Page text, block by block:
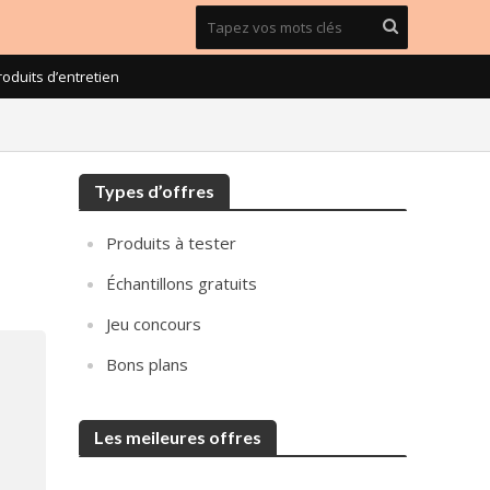
d’entretien
Types d’offres
Produits à tester
Échantillons gratuits
Jeu concours
Bons plans
Les meileures offres